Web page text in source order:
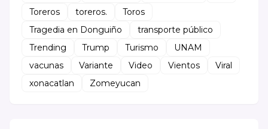
Toreros
toreros.
Toros
Tragedia en Donguiño
transporte público
Trending
Trump Turismo
UNAM
vacunas
Variante Video Vientos
Viral
xonacatlan
Zomeyucan